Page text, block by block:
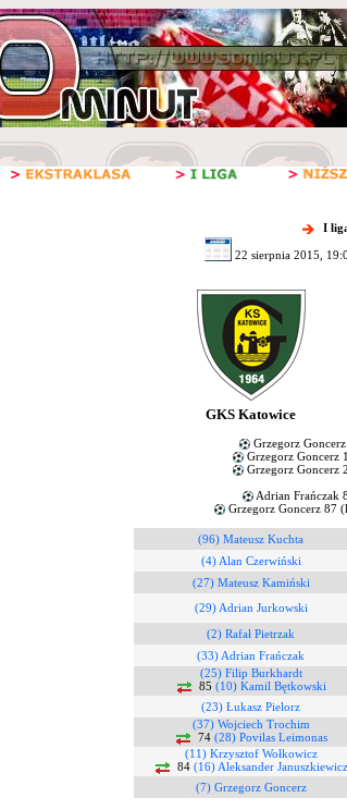
I
22 sierpnia 2015,
GKS Katowice
Grzegorz
Grzegorz Goncerz
Grzegorz Goncerz
Adrian Frańczak
Grzegorz Goncerz 87
(96) Mateusz Kuchta
(4) Alan Czerwiński
(27) Mateusz Kamiński
(29) Adrian Jurkowski
(2) Rafał Pietrzak
(33) Adrian Frańczak
(25) Filip Burkhardt
85 (10) Kamil Bętkowski
(23) Łukasz Pielorz
(37) Wojciech Trochim
74 (28) Povilas Leimonas
(11) Krzysztof Wołkowicz
84 (16) Aleksander Januszkiewicz
(7) Grzegorz Goncerz